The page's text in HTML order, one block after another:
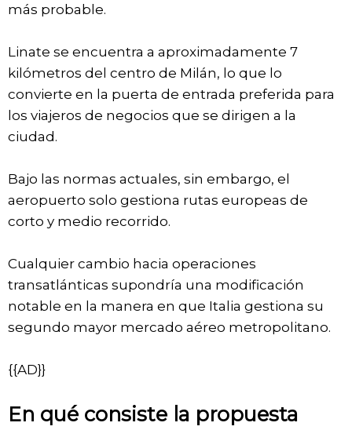
más probable.
Linate se encuentra a aproximadamente 7
kilómetros del centro de Milán, lo que lo
convierte en la puerta de entrada preferida para
los viajeros de negocios que se dirigen a la
ciudad.
Bajo las normas actuales, sin embargo, el
aeropuerto solo gestiona rutas europeas de
corto y medio recorrido.
Cualquier cambio hacia operaciones
transatlánticas supondría una modificación
notable en la manera en que Italia gestiona su
segundo mayor mercado aéreo metropolitano.
{{AD}}
En qué consiste la propuesta